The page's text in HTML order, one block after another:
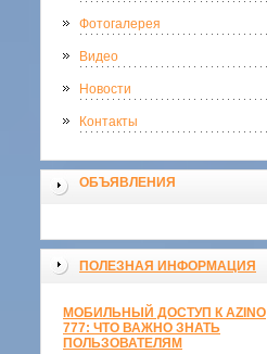
Фотогалерея
Видео
Новости
Контакты
ОБЪЯВЛЕНИЯ
ПОЛЕЗНАЯ ИНФОРМАЦИЯ
МОБИЛЬНЫЙ ДОСТУП К AZINO
777: ЧТО ВАЖНО ЗНАТЬ
ПОЛЬЗОВАТЕЛЯМ